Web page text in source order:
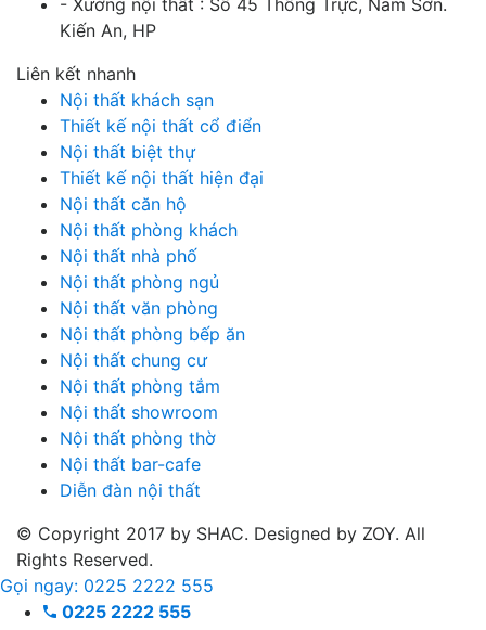
- Xưởng nội thất : Số 45 Thống Trực, Nam Sơn.
Kiến An, HP
Liên kết nhanh
Nội thất khách sạn
Thiết kế nội thất cổ điển
Nội thất biệt thự
Thiết kế nội thất hiện đại
Nội thất căn hộ
Nội thất phòng khách
Nội thất nhà phố
Nội thất phòng ngủ
Nội thất văn phòng
Nội thất phòng bếp ăn
Nội thất chung cư
Nội thất phòng tắm
Nội thất showroom
Nội thất phòng thờ
Nội thất bar-cafe
Diễn đàn nội thất
© Copyright 2017 by SHAC. Designed by ZOY. All
Rights Reserved.
Gọi ngay: 0225 2222 555
0225 2222 555